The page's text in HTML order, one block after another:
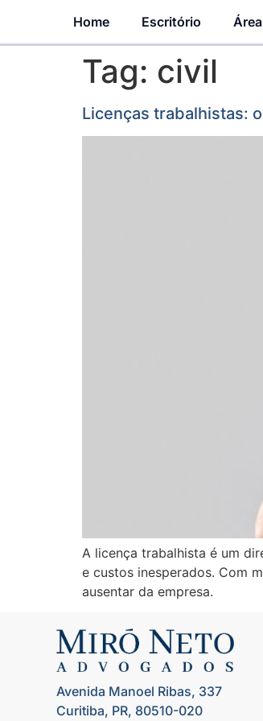
Home Escritório
Tag: civil
Licenças trabalhistas:
A licença trabalhista é um
e custos inesperados. Com
ausentar da empresa.
Avenida Manoel Ribas, 337
Curitiba, PR, 80510-020